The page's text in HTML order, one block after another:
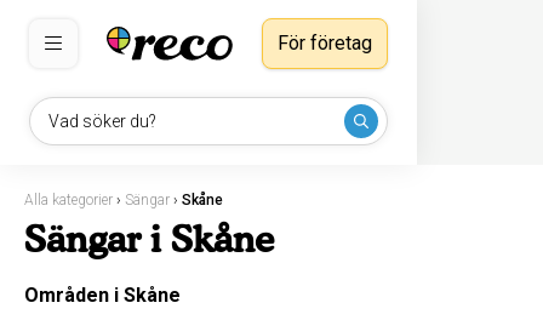
Vad söker du?
För företag
Alla kategorier › Sängar › Skåne
Sängar i Skåne
Områden i Skåne